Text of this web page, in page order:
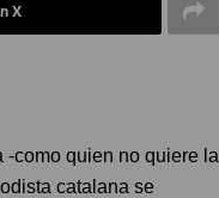
X
-como quien no quiere la
catalana se